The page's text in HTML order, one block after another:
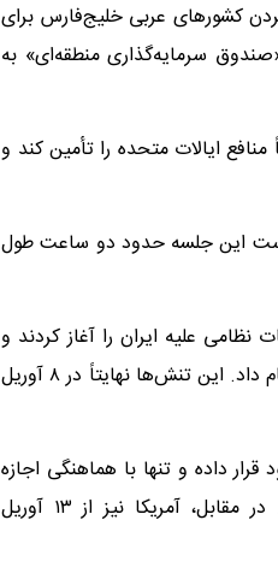
کشورهای عربی خلیج‌فارس برای
سرمایه‌گذاری منطقه‌ای» به
ایالات متحده را تأمین کند و
است این جلسه حدود دو ساعت طول
و تل‌آویو در ۲۸ فوریه گذشته عملیات نظامی علیه ایران را آغاز کردند و
ایران نیز در پاسخ، حملاتی را علیه اهداف اسرائیلی و برخی منافع آمریکا در منطقه انجام داد. این تنش‌ها نهایتاً در ۸ آوریل
داده و تنها با هماهنگی اجازه
تردد خواهد داد؛ اقدامی که در واکنش به فشارهای آمریکا و اسرائیل انجام شد. در مقابل، آمریکا نیز از ۱۳ آوریل